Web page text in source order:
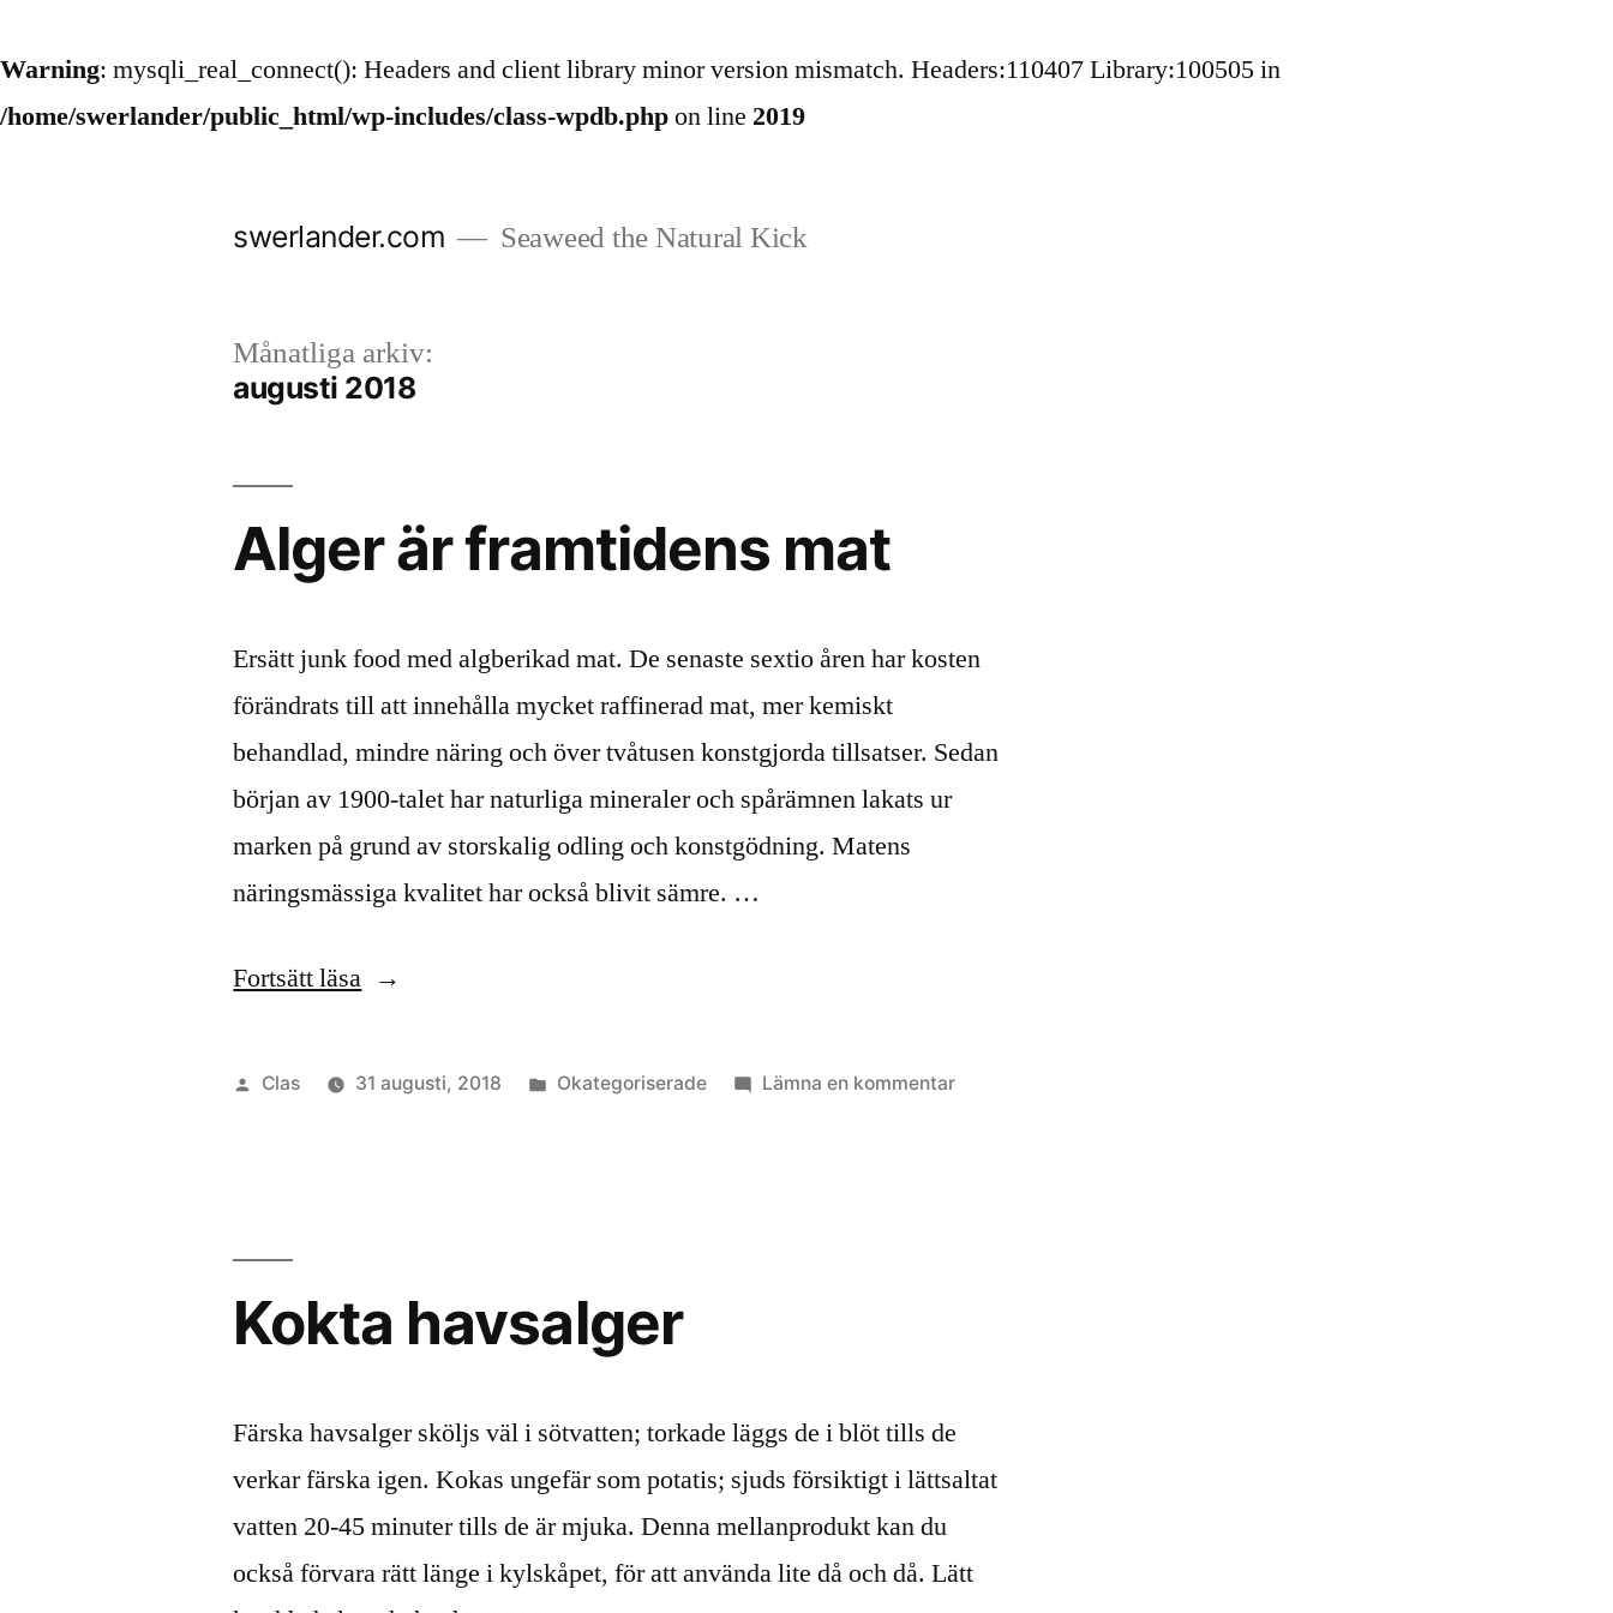
Warning: mysqli_real_connect(): Headers and client library minor version mismatch. Headers:110407 Library:100505 in
/home/swerlander/public_html/wp-includes/class-wpdb.phpon line 2019
swerlander.com Seaweed the Natural Kick
Månatliga arkiv:
augusti 2018
Alger är framtidens mat
Ersätt junk food med algberikad mat. De senaste sextio åren har kosten
förändrats till att innehålla mycket raffinerad mat, mer kemiskt
behandlad, mindre näring och över tvåtusen konstgjorda tillsatser. Sedan
början av 1900-talet har naturliga mineraler och spårämnen lakats ur
marken på grund av storskalig odling och konstgödning. Matens
näringsmässiga kvalitet har också blivit sämre. …
Fortsätt läsa”Alger
framtidens
Publicerat
Clas 31 augusti, 2018
Publicerat
Okategoriserade Lämna en kommentartill
Kokta havsalger
Färska havsalger sköljs väl i sötvatten; torkade läggs de i blöt tills de
verkar färska igen. Kokas ungefär som potatis; sjuds försiktigt i lättsaltat
vatten 20-45 minuter tills de är mjuka. Denna mellanprodukt kan du
också förvara rätt länge i kylskåpet, för att använda lite då och då. Lätt